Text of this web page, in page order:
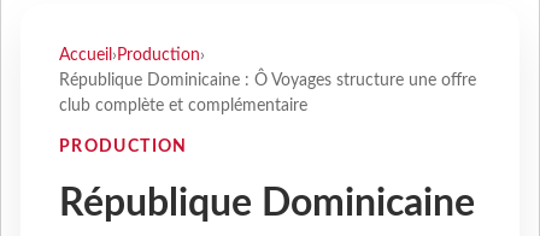
Accueil › Production›
République Dominicaine : Ô Voyages structure une offre
club complète et complémentaire
PRODUCTION
République Dominicaine